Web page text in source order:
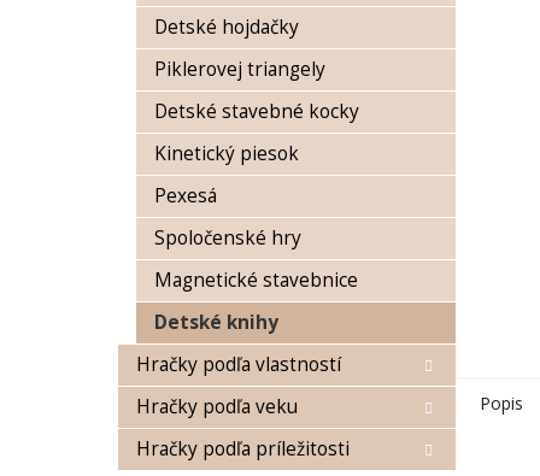
Detské hojdačky
Piklerovej triangely
Detské stavebné kocky
Kinetický piesok
Pexesá
Spoločenské hry
Magnetické stavebnice
Detské knihy
Hračky podľa vlastností
Hračky podľa veku
Hračky podľa príležitosti
Popis